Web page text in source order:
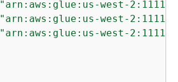
"arn:aws:glue:us-west-
"arn:aws:glue:us-west-
"arn:aws:glue:us-west-